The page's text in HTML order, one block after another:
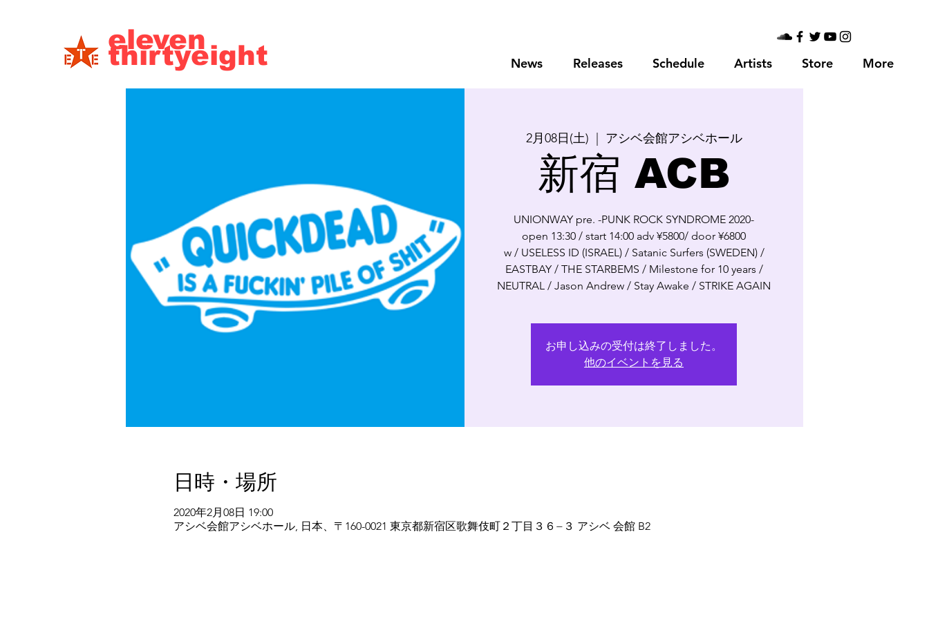
thirtyeight
eleven
News Releases Schedule Artists Store More
2月08日(土)
  |
アシベ会館アシベホール
新宿 ACB
UNIONWAY pre. -PUNK ROCK SYNDROME 2020-
open 13:30 / start 14:00 adv ¥5800/ door ¥6800
w / USELESS ID (ISRAEL) / Satanic Surfers (SWEDEN) /
EASTBAY / THE STARBEMS / Milestone for 10 years /
NEUTRAL / Jason Andrew / Stay Awake / STRIKE AGAIN
お申し込みの受付は終了しました。
他のイベントを見る
日時・場所
2020年2月08日 19:00
アシベ会館アシベホール, 日本、〒160-0021 東京都新宿区歌舞伎町２丁目３６−３ アシベ 会館 B2